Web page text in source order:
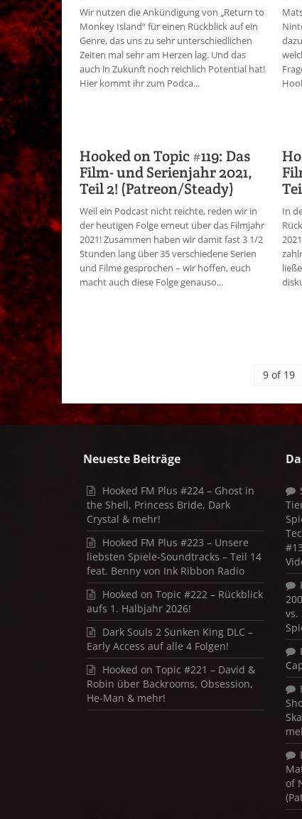
Wir nutzen die Ankündigung von „Return to
Monkey Island“ für einen Rückblick auf ein
Genre, das uns zu sehr unterschiedlichen
Zeiten mal sehr am Herzen lag. Und das
auch in Zukunft noch reichlich Potential hat!
Hier kommt ihr zum Podca...
Hooked on Topic #119: Das
Film- und Serienjahr 2021,
Teil 2! (Patreon/Steady)
Weil ein Podcast nicht reichte, reden wir in
der heutigen Folge erneut über das Filmjahr
2021! Zusammen haben wir damit fast 3 1/2
Stunden lang über 35 verschiedene Serien
und Filme gesprochen – wir hoffen, euch
macht auch diese Folge genauso...
In
9 of 19
Neueste Beiträge
Hooked FM Plus #224 – Ghost in
the Shell, Princess Bride, Dark
Crystal & mehr!
Hooked FM Plus #223 – Unsere
liebsten Spiele-Soundtracks – Teil 14
feat. Benny von Ink Ribbon Radio
Hooked on Topic #222 – Rückblick
aufs 1. Halbjahr 2026!
Dark Souls 2 Sunken King DLC –
Early Access auf alle 4 Folgen!
Hooked on Topic #221 – David &
Robin über Backrooms, Obsession,
He-Man & mehr!
vs.
of